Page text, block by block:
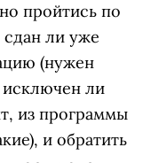
пройтись по
сдан ли уже
(нужен
исключен ли
из программы
и обратить